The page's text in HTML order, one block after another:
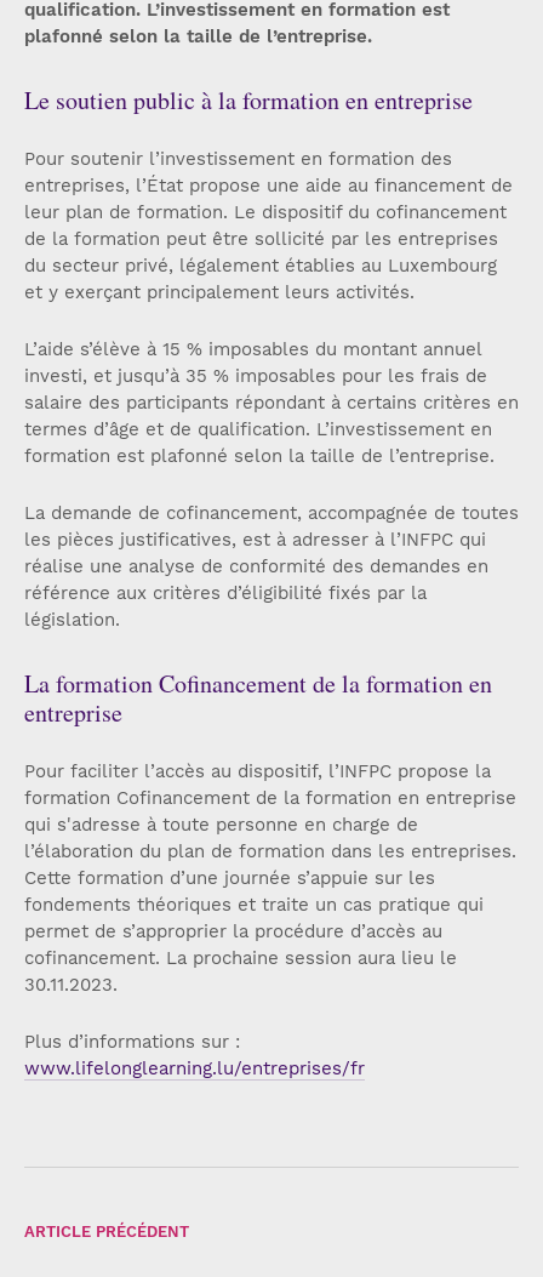
qualification. L’investissement en formation est
plafonné selon la taille de l’entreprise.
Le soutien public à la formation en entreprise
Pour soutenir l’investissement en formation des
entreprises, l’État propose une aide au financement de
leur plan de formation. Le dispositif du cofinancement
de la formation peut être sollicité par les entreprises
du secteur privé, légalement établies au Luxembourg
et y exerçant principalement leurs activités.
L’aide s’élève à 15 % imposables du montant annuel
investi, et jusqu’à 35 % imposables pour les frais de
salaire des participants répondant à certains critères en
termes d’âge et de qualification. L’investissement en
formation est plafonné selon la taille de l’entreprise.
La demande de cofinancement, accompagnée de toutes
les pièces justificatives, est à adresser à l’INFPC qui
réalise une analyse de conformité des demandes en
référence aux critères d’éligibilité fixés par la
législation.
La formation Cofinancement de la formation en
entreprise
Pour faciliter l’accès au dispositif, l’INFPC propose la
formation Cofinancement de la formation en entreprise
qui s'adresse à toute personne en charge de
l’élaboration du plan de formation dans les entreprises.
Cette formation d’une journée s’appuie sur les
fondements théoriques et traite un cas pratique qui
permet de s’approprier la procédure d’accès au
cofinancement. La prochaine session aura lieu le
30.11.2023.
Plus d’informations sur :
www.lifelonglearning.lu/entreprises/fr
ARTICLE PRÉCÉDENT